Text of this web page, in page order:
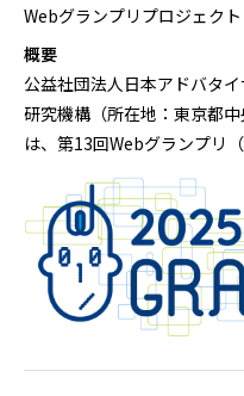
Webグランプリプロジェクト
概要
公益社団法人日本アドバタ
研究機構（所在地：東京都中
は、第13回Webグランプリ